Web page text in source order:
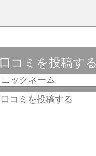
口コミを投稿する